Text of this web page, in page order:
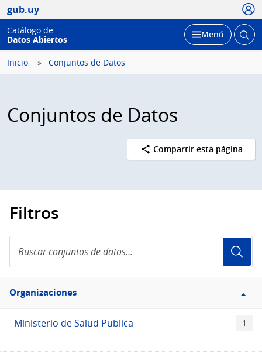
gub.uy
Catálogo de
Datos Abiertos
Desplegar
Menú Abrir
Inicio Conjuntos de Datos
Conjuntos de Datos
Compartir esta página
Filtros
conjuntos
de
Filtro
Organizaciones
Organizaciones
Ministerio de Salud Publica 1